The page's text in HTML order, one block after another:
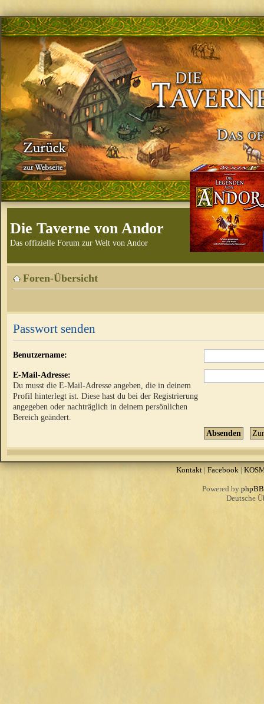
Die Taverne von Andor
Das offizielle Forum zur Welt von Andor
Foren-Übersicht
Passwort senden
Benutzername:
E-Mail-Adresse:
Du musst die E-Mail-Adresse angeben, die in deinem
Profil hinterlegt ist. Diese hast du bei der Registrierung
angegeben oder nachträglich in deinem persönlichen
Bereich geändert.
Kontakt| Facebook |
Powered by phpBB
Deutsche